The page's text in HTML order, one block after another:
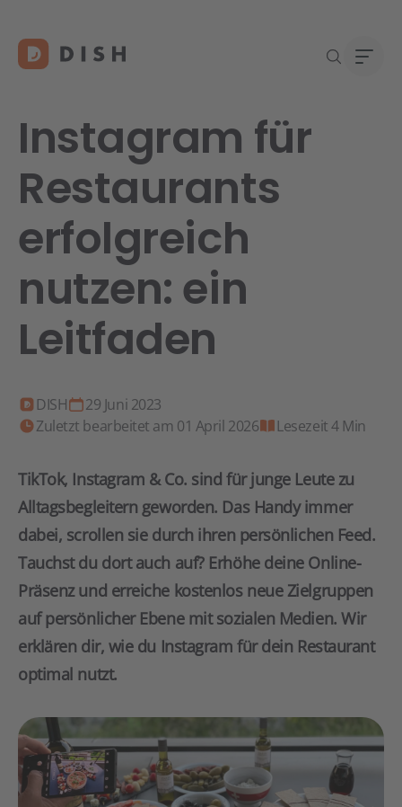
Instagram für
Restaurants
erfolgreich
nutzen: ein
Leitfaden
DISH
29 Juni 2023
Zuletzt bearbeitet am 01 April 2026
Lesezeit 4 Min
TikTok, Instagram & Co. sind für junge Leute zu
Alltagsbegleitern geworden. Das Handy immer
dabei, scrollen sie durch ihren persönlichen Feed.
Tauchst du dort auch auf? Erhöhe deine Online-
Präsenz und erreiche kostenlos neue Zielgruppen
auf persönlicher Ebene mit sozialen Medien. Wir
erklären dir, wie du Instagram für dein Restaurant
optimal nutzt.